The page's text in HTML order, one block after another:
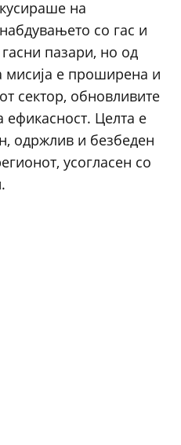
на
со гас и
пазари, но од
мисија е проширена и
сектор, обновливите
ефикасност. Целта е
одржлив и безбеден
усогласен со